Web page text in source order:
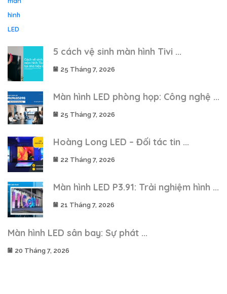
5 cách vệ sinh màn hình Tivi ...
25 Tháng 7, 2026
Màn hình LED phòng họp: Công nghệ ...
25 Tháng 7, 2026
Hoàng Long LED – Đối tác tin ...
22 Tháng 7, 2026
Màn hình LED P3.91: Trải nghiệm hình ...
21 Tháng 7, 2026
Màn hình LED sân bay: Sự phát ...
20 Tháng 7, 2026